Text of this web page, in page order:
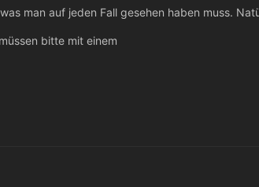
man auf jeden Fall gesehen haben muss.
bitte mit einem